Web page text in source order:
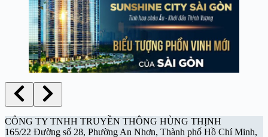
CÔNG TY TNHH TRUYỀN THÔNG HÙNG THỊNH
165/22 Đường số 28, Phường An Nhơn, Thành phố Hồ Chí Minh,